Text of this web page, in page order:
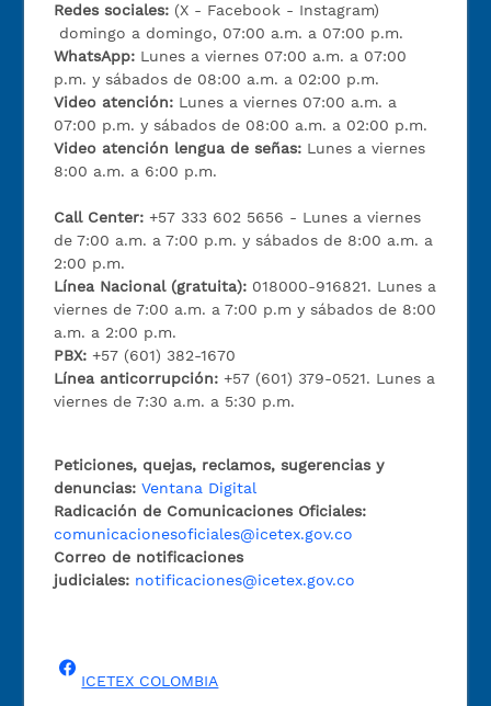
Redes sociales: (X - Facebook - Instagram)
domingo a domingo, 07:00 a.m. a 07:00 p.m.
WhatsApp: Lunes a viernes 07:00 a.m. a 07:00
p.m. y sábados de 08:00 a.m. a 02:00 p.m.
Video atención: Lunes a viernes 07:00 a.m. a
07:00 p.m. y sábados de 08:00 a.m. a 02:00 p.m.
Video atención lengua de señas: Lunes a viernes
8:00 a.m. a 6:00 p.m.
Call Center:+57 333 602 5656 - Lunes a viernes
de 7:00 a.m. a 7:00 p.m. y sábados de 8:00 a.m. a
2:00 p.m.
Línea Nacional (gratuita): 018000-916821. Lunes a
viernes de 7:00 a.m. a 7:00 p.m y sábados de 8:00
a.m. a 2:00 p.m.
PBX:+57 (601) 382-1670
Línea anticorrupción:+57 (601) 379-0521. Lunes a
viernes de 7:30 a.m. a 5:30 p.m.
Peticiones, quejas, reclamos, sugerencias y
denuncias: Ventana Digital
Radicación de Comunicaciones Oficiales:
comunicacionesoficiales@icetex.gov.co
Correo de notificaciones
judiciales: notificaciones@icetex.gov.co
ICETEX COLOMBIA